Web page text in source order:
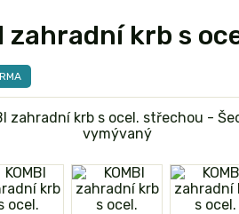
zahradní krb s